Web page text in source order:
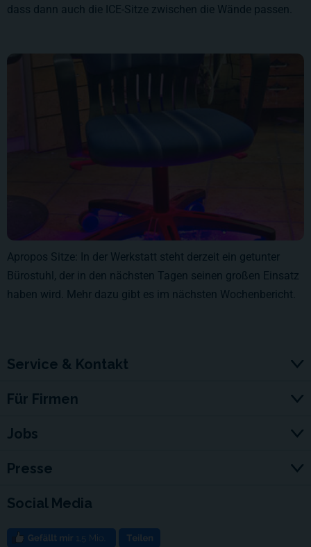
dass dann auch die ICE-Sitze zwischen die Wände passen.
Apropos Sitze: In der Werkstatt steht derzeit ein getunter
Bürostuhl, der in den nächsten Tagen seinen großen Einsatz
haben wird. Mehr dazu gibt es im nächsten Wochenbericht.
Service & Kontakt
Für Firmen
Jobs
Presse
Social Media